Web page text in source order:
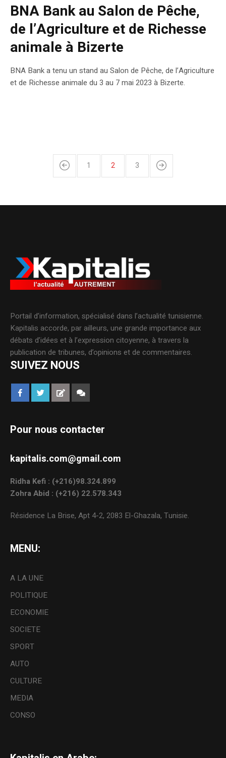
BNA Bank au Salon de Pêche,
de l’Agriculture et de Richesse
animale à Bizerte
BNA Bank a tenu un stand au Salon de Pêche, de l’Agriculture
et de Richesse animale du 3 au 7 mai 2023 à Bizerte.
1 2 3
Portail d’information, spécialisé dans l’actualité tunisienne.
Kapitalis accorde, par ailleurs, une grande importance aux
débats d’idées et à l’expression citoyenne, à travers la
publication de tribunes, d’opinions et de commentaires.
SUIVEZ NOUS
Pour nous contacter
kapitalis.com@gmail.com
Ridha Kefi : (+216)98.324.899
Zohra Abid : (+216) 22.578.343
Résidence La Brise, Apt 4-2, 2083 El-Ghazala, Tunisie.
MENU:
A LA UNE
POLITIQUE
ECONOMIE
SOCIETE
SPORT
AUTO
CULTURE
MEDIA
CONSO